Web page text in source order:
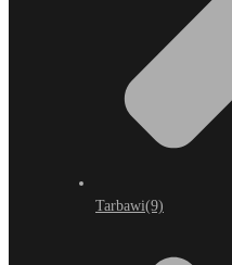
Tarbawi(9)